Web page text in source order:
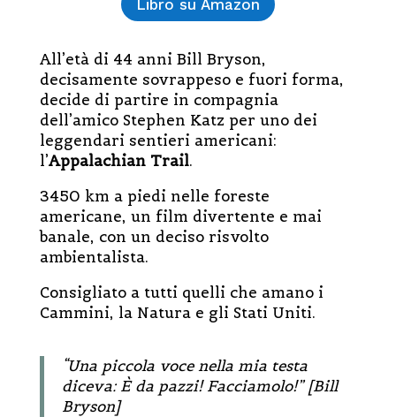
Libro su Amazon
All’età di 44 anni Bill Bryson,
decisamente sovrappeso e fuori forma,
decide di partire in compagnia
dell’amico Stephen Katz per uno dei
leggendari sentieri americani:
l’Appalachian Trail.
3450 km a piedi nelle foreste
americane, un film divertente e mai
banale, con un deciso risvolto
ambientalista.
Consigliato a tutti quelli che amano i
Cammini, la Natura e gli Stati Uniti.
“Una piccola voce nella mia testa
diceva: È da pazzi! Facciamolo!” [Bill
Bryson]